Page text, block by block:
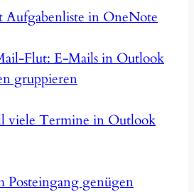
in OneNote
Flut: E-Mails in Outlook
gruppieren
viele Termine in Outlook
genügen